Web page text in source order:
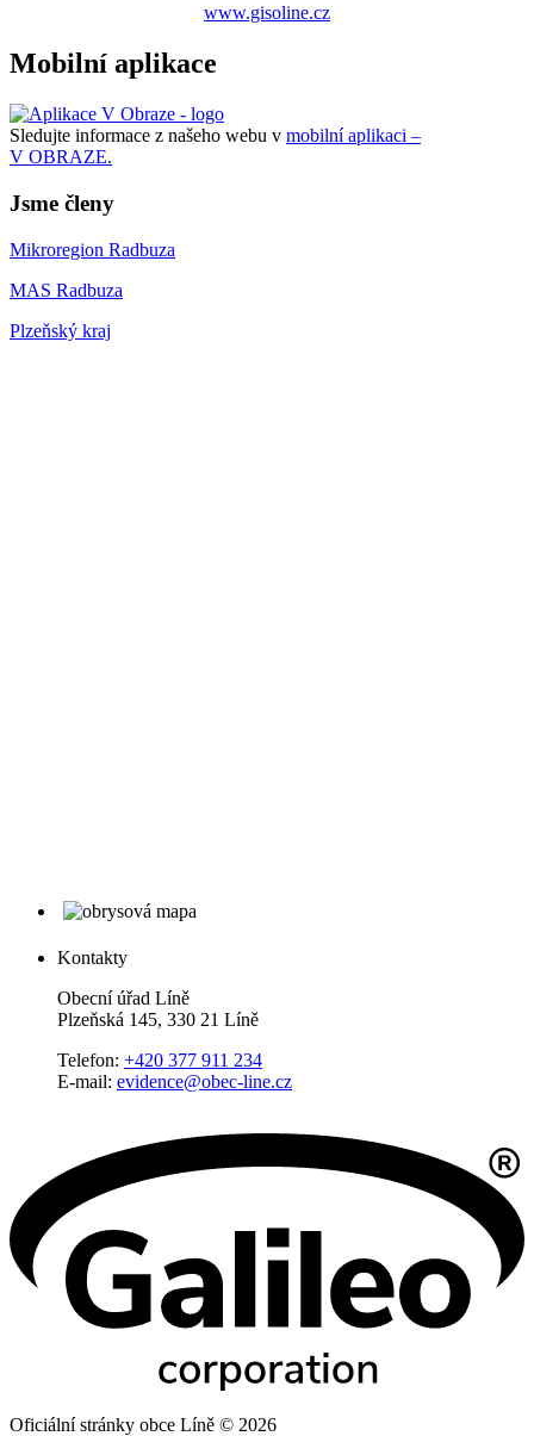
www.gisoline.cz
Mobilní aplikace
Sledujte informace z našeho webu v mobilní aplikaci –
V OBRAZE.
Jsme členy
Mikroregion Radbuza
MAS Radbuza
Plzeňský kraj
Kontakty
Obecní úřad Líně
Plzeňská 145, 330 21 Líně
Telefon: +420 377 911 234
E-mail: evidence@obec-line.cz
Oficiální stránky obce Líně © 2026